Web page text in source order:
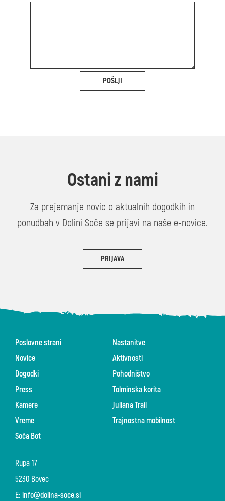
POŠLJI
Ostani z nami
Za prejemanje novic o aktualnih dogodkih in
ponudbah v Dolini Soče se prijavi na naše e-novice.
PRIJAVA
Rupa 17
5230 Bovec
E: info@dolina-soce.si
Poslovne strani
Novice
Dogodki
Press
Kamere
Vreme
Soča Bot
Nastanitve
Aktivnosti
Pohodništvo
Tolminska korita
Juliana Trail
Trajnostna mobilnost